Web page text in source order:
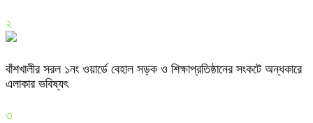
২
বাঁশখালীর সরল ১নং ওয়ার্ডে বেহাল সড়ক ও শিক্ষাপ্রতিষ্ঠানের সংকটে অন্ধকারে
এলাকার ভবিষ্যৎ
৩